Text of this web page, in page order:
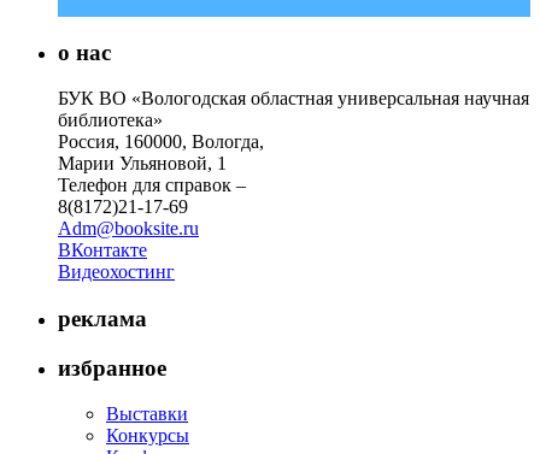
о нас
БУК ВО «Вологодская областная универсальная научная
библиотека»
Россия, 160000, Вологда,
Марии Ульяновой, 1
Телефон для справок –
8(8172)21-17-69
Adm@booksite.ru
ВКонтакте
Видеохостинг
реклама
избранное
Выставки
Конкурсы